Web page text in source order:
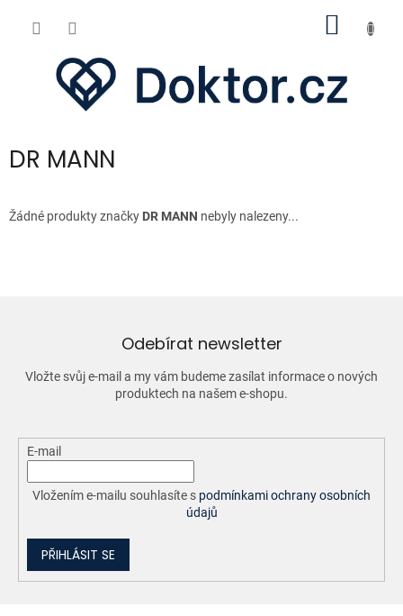
DR MANN
Žádné produkty značky DR MANN nebyly nalezeny...
Odebírat newsletter
Vložte svůj e-mail a my vám budeme zasílat informace o nových
produktech na našem e-shopu.
E-mail
Vložením e-mailu souhlasíte s podmínkami ochrany osobních
údajů
PŘIHLÁSIT SE